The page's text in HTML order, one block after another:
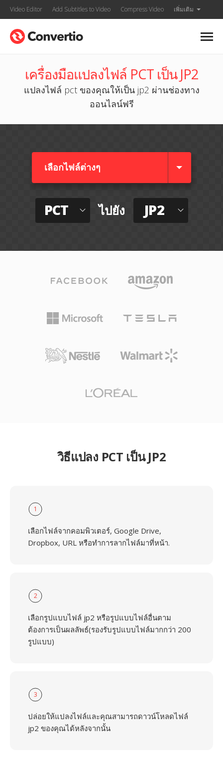
Video Editor Add Subtitles to Video Compress Video เพิ่มเติม
เครื่องมือแปลงไฟล์ PCT เป็น JP2
แปลงไฟล์ pct ของคุณให้เป็น jp2 ผ่านช่องทาง
ออนไลน์ฟรี
เลือกไฟล์ต่างๆ​
PCT ไปยัง JP2
วิธีแปลง PCT เป็น JP2
1
เลือกไฟล์จากคอมพิวเตอร์, Google Drive,
Dropbox, URL หรือทำการลากไฟล์มาที่หน้า.
2
เลือกรูปแบบไฟล์ jp2 หรือรูปแบบไฟล์อื่นตาม
ต้องการเป็นผลลัพธ์(รองรับรูปแบบไฟล์มากกว่า 200
รูปแบบ)
3
ปล่อยให้แปลงไฟล์และคุณสามารถดาวน์โหลดไฟล์
jp2 ของคุณได้หลังจากนั้น